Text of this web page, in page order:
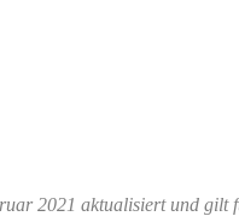
2021 aktualisiert und